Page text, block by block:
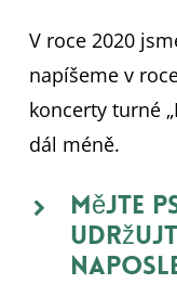
V roce 2020
napíšeme v
koncerty turné
dál méně.
Mějte